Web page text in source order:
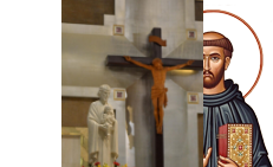
content